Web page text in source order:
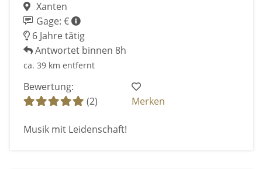
Xanten
Gage: €
6 Jahre tätig
Antwortet binnen 8h
ca. 39 km entfernt
Bewertung:
(2)
Merken
Musik mit Leidenschaft!